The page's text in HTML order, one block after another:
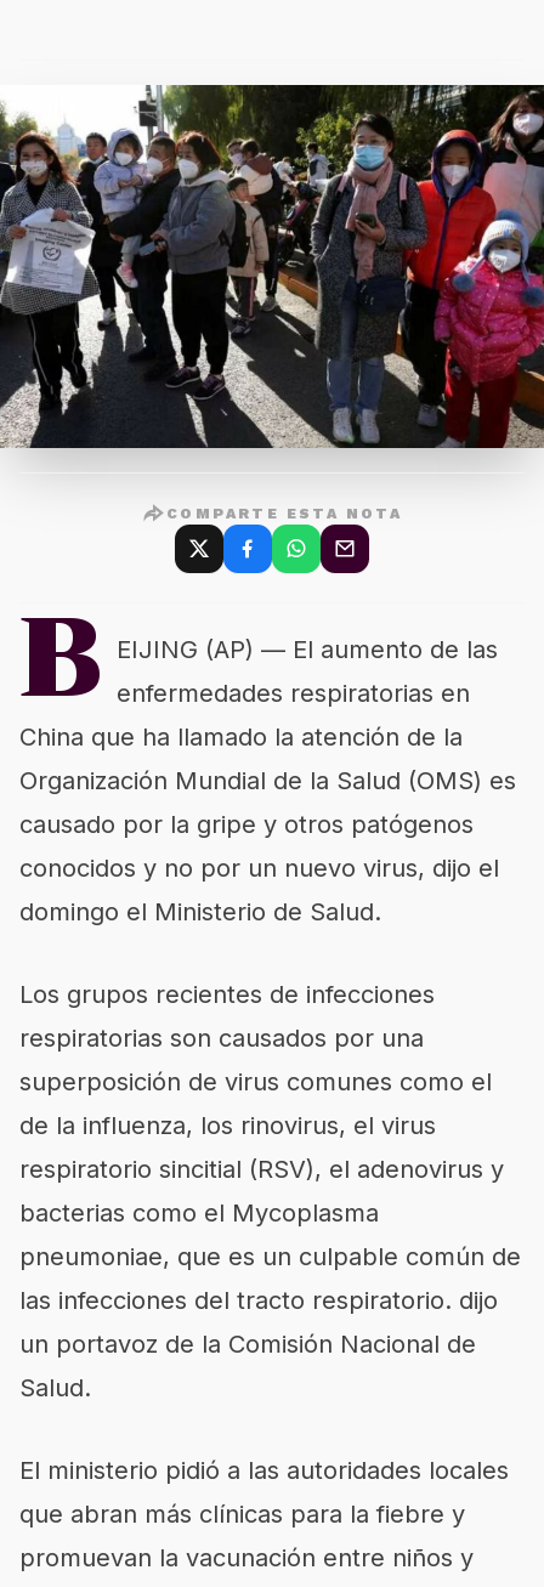
COMPARTE ESTA NOTA
B
EIJING (AP) — El aumento de las
enfermedades respiratorias en
China que ha llamado la atención de la
Organización Mundial de la Salud (OMS) es
causado por la gripe y otros patógenos
conocidos y no por un nuevo virus, dijo el
domingo el Ministerio de Salud.
Los grupos recientes de infecciones
respiratorias son causados por una
superposición de virus comunes como el
de la influenza, los rinovirus, el virus
respiratorio sincitial (RSV), el adenovirus y
bacterias como el Mycoplasma
pneumoniae, que es un culpable común de
las infecciones del tracto respiratorio. dijo
un portavoz de la Comisión Nacional de
Salud.
El ministerio pidió a las autoridades locales
que abran más clínicas para la fiebre y
promuevan la vacunación entre niños y